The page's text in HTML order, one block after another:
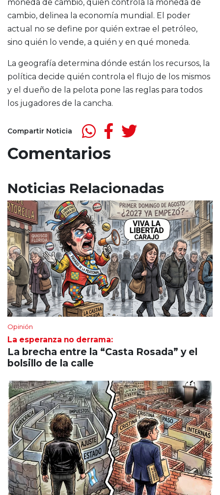
moneda de cambio, quien controla la moneda de
cambio, delinea la economía mundial. El poder
actual no se define por quién extrae el petróleo,
sino quién lo vende, a quién y en qué moneda.
La geografía determina dónde están los recursos, la
política decide quién controla el flujo de los mismos
y el dueño de la pelota pone las reglas para todos
los jugadores de la cancha.
Compartir Noticia
Comentarios
Noticias Relacionadas
Opinión
La esperanza no derrama:
La brecha entre la “Casta Rosada” y el
bolsillo de la calle